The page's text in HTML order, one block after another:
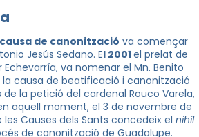
causa de canonització va començar
Jesús Sedano. El 2001el prelat de
Echevarría, va nomenar el Mn. Benito
la causa de beatificació i canonització
de la petició del cardenal Rouco Varela,
aquell moment, el 3 de novembre de
les Causes dels Sants concedeix el nihil
de canonització de Guadalupe.